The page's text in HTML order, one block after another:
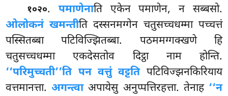
१०२०. पमाणेनाति एकेन पमाणेन, न सब्बसो.
ओलोकनं खमन्तीति दस्सनमग्गेन चतुसच्चधम्मा पच्चत्तं
पस्सितब्बा पटिविज्झितब्बा. पठममग्गक्खणे हि
चतुसच्चधम्मा एकदेसतोव दिट्ठा नाम होन्ति.
‘‘परिमुच्चती’’ति पन वत्तुं वट्टतिपटिविज्झनकिरियाय
वत्तमानत्ता.अगन्त्वाअपायेसु अनुप्पत्तिरहत्ता. तेनाह ‘‘न